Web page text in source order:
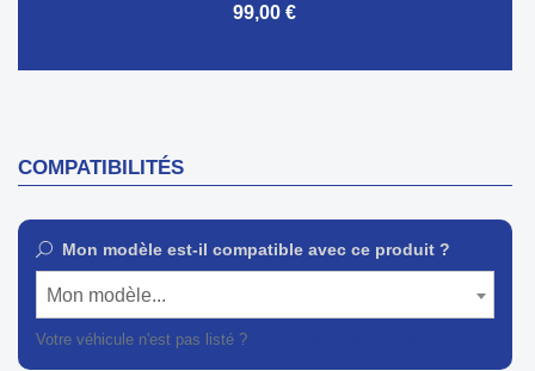
99,00 €
COMPATIBILITÉS
Mon modèle est-il compatible avec ce produit ?
Mon modèle...
Votre véhicule n'est pas listé ?